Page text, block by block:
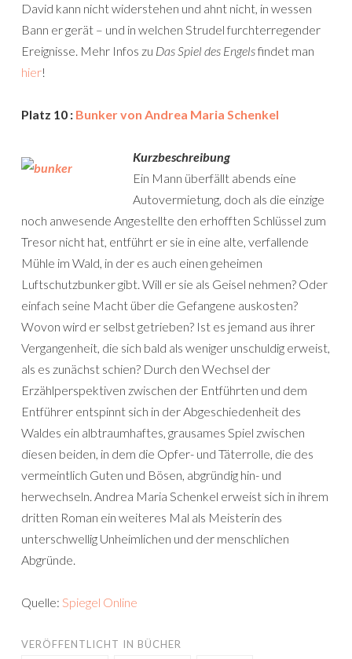
David kann nicht widerstehen und ahnt nicht, in wessen
Bann er gerät – und in welchen Strudel furchterregender
Ereignisse. Mehr Infos zu Das Spiel des Engelsfindet man
hier!
Platz 10 : Bunker von Andrea Maria Schenkel
Kurzbeschreibung
Ein Mann überfällt abends eine
Autovermietung, doch als die einzige
noch anwesende Angestellte den erhofften Schlüssel zum
Tresor nicht hat, entführt er sie in eine alte, verfallende
Mühle im Wald, in der es auch einen geheimen
Luftschutzbunker gibt. Will er sie als Geisel nehmen? Oder
einfach seine Macht über die Gefangene auskosten?
Wovon wird er selbst getrieben? Ist es jemand aus ihrer
Vergangenheit, die sich bald als weniger unschuldig erweist,
als es zunächst schien? Durch den Wechsel der
Erzählperspektiven zwischen der Entführten und dem
Entführer entspinnt sich in der Abgeschiedenheit des
Waldes ein albtraumhaftes, grausames Spiel zwischen
diesen beiden, in dem die Opfer- und Täterrolle, die des
vermeintlich Guten und Bösen, abgründig hin- und
herwechseln. Andrea Maria Schenkel erweist sich in ihrem
dritten Roman ein weiteres Mal als Meisterin des
unterschwellig Unheimlichen und der menschlichen
Abgründe.
Quelle: Spiegel Online
VERÖFFENTLICHT IN BÜCHER